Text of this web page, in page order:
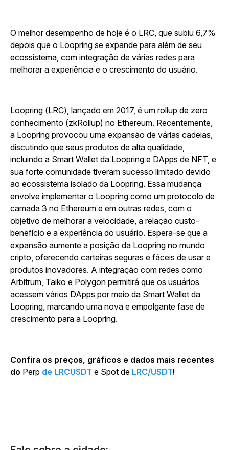
O melhor desempenho de hoje é o LRC, que subiu 6,7%
depois que o Loopring se expande para além de seu
ecossistema, com integração de várias redes para
melhorar a experiência e o crescimento do usuário.
Loopring (LRC), lançado em 2017, é um rollup de zero
conhecimento (zkRollup) no Ethereum. Recentemente,
a Loopring provocou uma expansão de várias cadeias,
discutindo que seus produtos de alta qualidade,
incluindo a Smart Wallet da Loopring e DApps de NFT, e
sua forte comunidade tiveram sucesso limitado devido
ao ecossistema isolado da Loopring. Essa mudança
envolve implementar o Loopring como um protocolo de
camada 3 no Ethereum e em outras redes, com o
objetivo de melhorar a velocidade, a relação custo-
benefício e a experiência do usuário. Espera-se que a
expansão aumente a posição da Loopring no mundo
cripto, oferecendo carteiras seguras e fáceis de usar e
produtos inovadores. A integração com redes como
Arbitrum, Taiko e Polygon permitirá que os usuários
acessem vários DApps por meio da Smart Wallet da
Loopring, marcando uma nova e empolgante fase de
crescimento para a Loopring.
Confira os preços, gráficos e dados mais recentes
do Perp de LRCUSDT e Spot de LRC/USDT!